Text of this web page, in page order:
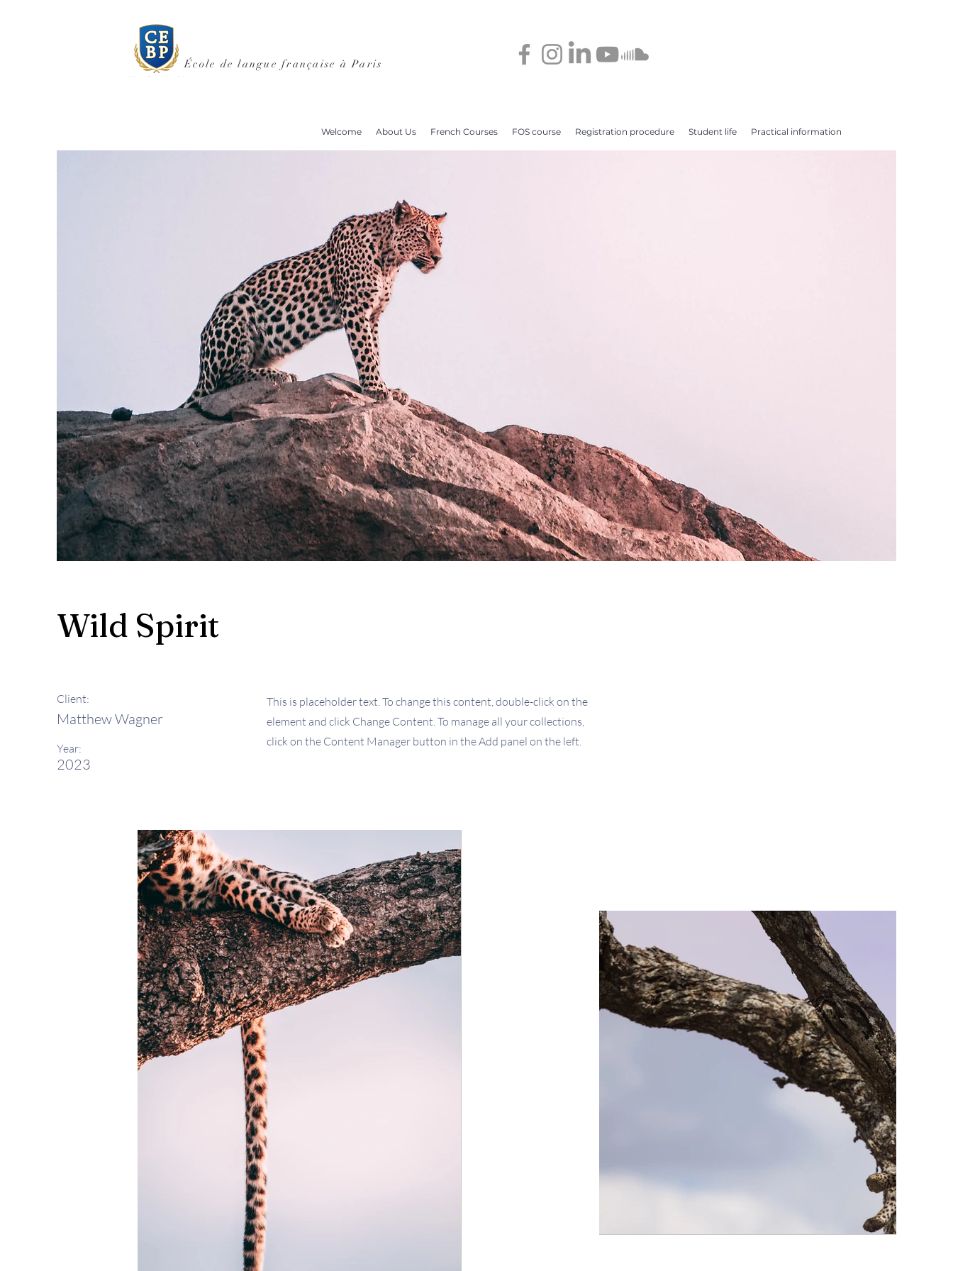
École de langue française à Paris
Welcome About Us French Courses FOS course Registration procedure Student life Practical information
Wild Spirit
Client:
Matthew Wagner
Year:
2023
This is placeholder text. To change this content, double-click on the
element and click Change Content. To manage all your collections,
click on the Content Manager button in the Add panel on the left.